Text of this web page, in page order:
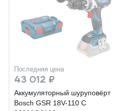
Последняя цена
43 012 ₽
Аккумуляторный шуруповёрт
Bosch GSR 18V-110 C